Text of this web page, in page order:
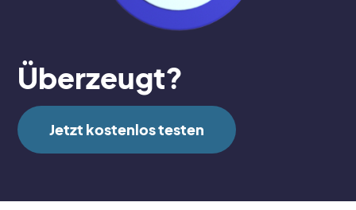
Überzeugt?
Jetzt kostenlos testen